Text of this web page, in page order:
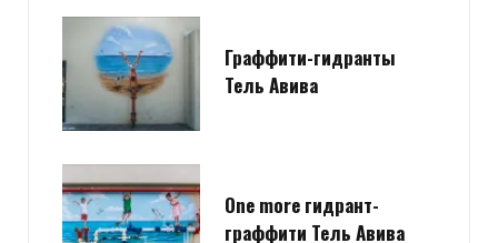
Граффити-гидранты
Тель Авива
One more гидрант-
граффити Тель Авива